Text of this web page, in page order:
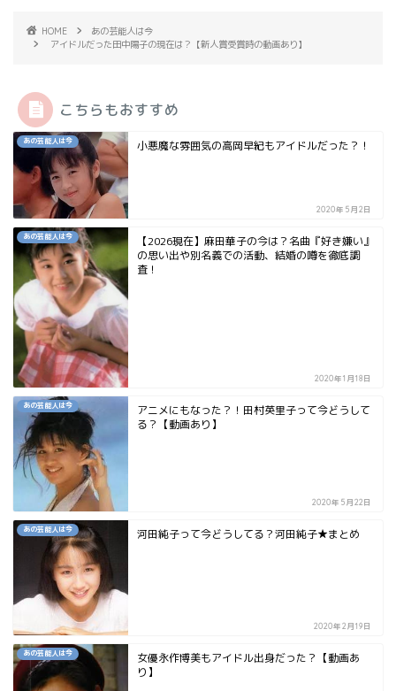
HOME
あの芸能人は今
アイドルだった田中陽子の現在は？【新人賞受賞時の動画あり】
こちらもおすすめ
あの芸能人は今 小悪魔な雰囲気の高岡早紀もアイドルだった？！
2020年5月2日
あの芸能人は今
【2026現在】麻田華子の今は？名曲『好き嫌い』
の思い出や別名義での活動、結婚の噂を徹底調
査！
2020年1月18日
あの芸能人は今
アニメにもなった？！田村英里子って今どうして
る？【動画あり】
2020年5月22日
あの芸能人は今 河田純子って今どうしてる？河田純子★まとめ
2020年2月19日
あの芸能人は今
女優永作博美もアイドル出身だった？【動画あ
り】